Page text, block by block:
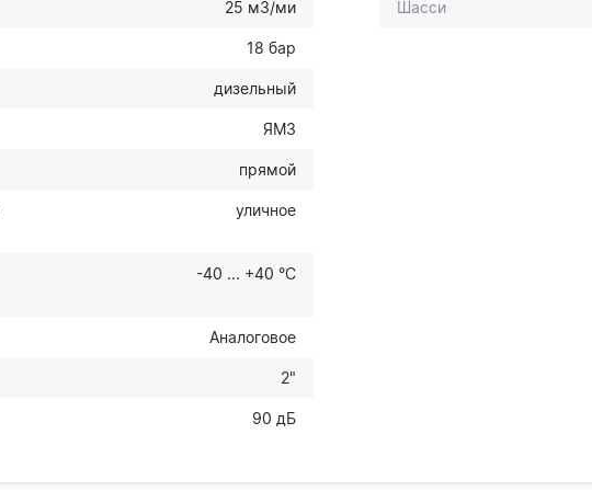
25 м3/ми
18 бар
дизельный
ЯМЗ
прямой
уличное
-40 ... +40 °С
Аналоговое
2"
90 дБ
Шасси